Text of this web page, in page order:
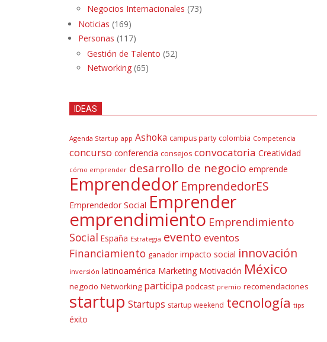
Negocios Internacionales (73)
Noticias (169)
Personas (117)
Gestión de Talento (52)
Networking (65)
IDEAS
Agenda Startup app Ashoka campus party colombia Competencia
concurso conferencia consejos convocatoria Creatividad
cómo emprender desarrollo de negocio emprende
Emprendedor EmprendedorES
Emprendedor Social Emprender
emprendimiento Emprendimiento
Social España Estrategia evento eventos
Financiamiento ganador impacto social innovación
inversión latinoamérica Marketing Motivación México
negocio Networking participa podcast premio recomendaciones
startup Startups startup weekend tecnología tips
éxito